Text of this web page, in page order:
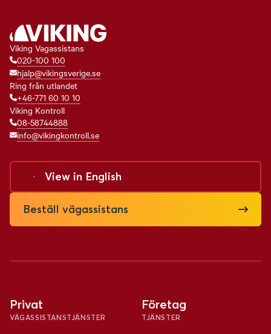
Viking Vagassistans
020-100 100
hjalp@vikingsverige.se
Ring från utlandet
+46-771 60 10 10
Viking Kontroll
08-58744888
info@vikingkontroll.se
View in English
Beställ vägassistans
Privat
VÄGASSISTANSTJÄNSTER
Företag
TJÄNSTER